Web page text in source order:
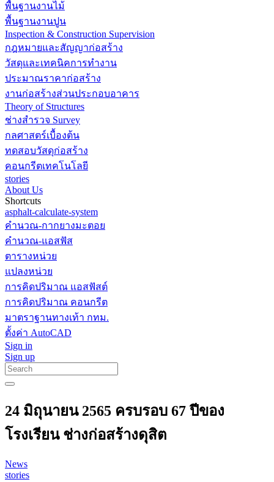
พื้นฐานงานไม้
พื้นฐานงานปูน
Inspection & Construction Supervision
กฎหมายและสัญญาก่อสร้าง
วัสดุและเทคนิคการทำงาน
ประมาณราคาก่อสร้าง
งานก่อสร้างส่วนประกอบอาคาร
Theory of Structures
ช่างสำรวจ Survey
กลศาสตร์เบื้องต้น
ทดสอบวัสดุก่อสร้าง
คอนกรีตเทคโนโลยี
stories
About Us
Shortcuts
asphalt-calculate-system
คำนวณ-กากยางมะตอย
คำนวณ-แอสฟัส
ตารางหน่วย
แปลงหน่วย
การคิดปริมาณ แอสฟัสต์
การคิดปริมาณ คอนกรีต
มาตราฐานทางเท้า กทม.
ตั้งค่า AutoCAD
Sign in
Sign up
24 มิถุนายน 2565 ครบรอบ 67 ปีของ
โรงเรียน ช่างก่อสร้างดุสิต
News
stories